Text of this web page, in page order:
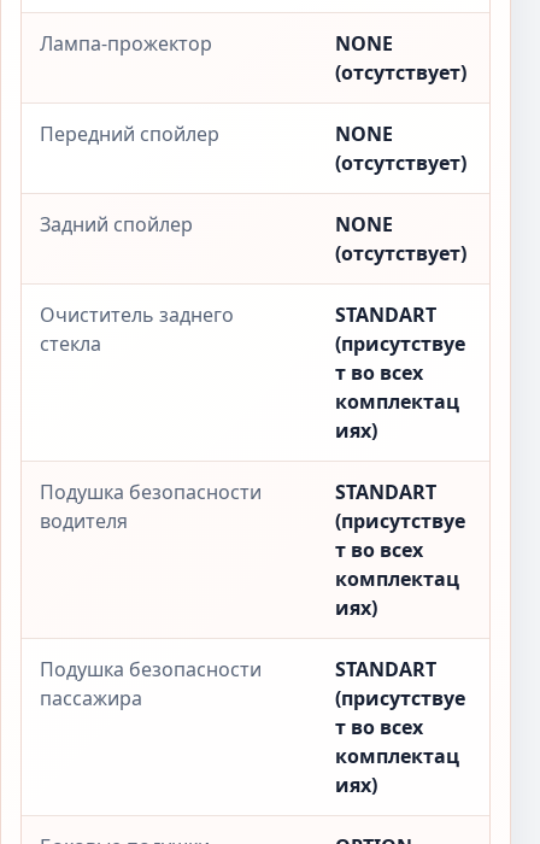
Лампа-прожектор
NONE
(отсутствует)
Передний спойлер
NONE
(отсутствует)
Задний спойлер
NONE
(отсутствует)
Очиститель заднего
стекла
STANDART
(присутствуе
т во всех
комплектац
иях)
Подушка безопасности
водителя
STANDART
(присутствуе
т во всех
комплектац
иях)
Подушка безопасности
пассажира
STANDART
(присутствуе
т во всех
комплектац
иях)